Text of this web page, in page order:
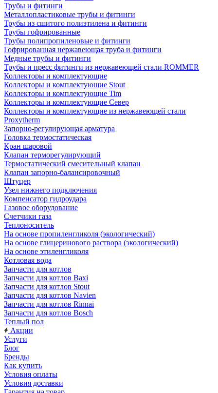
Трубы и фитинги
Металлопластиковые трубы и фитинги
Трубы из сшитого полиэтилена и фитинги
Трубы гофрированные
Трубы полипропиленовые и фитинги
Гофрированная нержавеющая труба и фитинги
Медные трубы и фитинги
Трубы и пресс фитинги из нержавеющей стали ROMMER
Коллекторы и комплектующие
Коллекторы и комплектующие Stout
Коллекторы и комплектующие Tim
Коллекторы и комплектующие Север
Коллекторы и комплектующие из нержавеющей стали
Proxytherm
Запорно-регулирующая арматура
Головка термостатическая
Кран шаровой
Клапан терморегулирующий
Термостатический смесительный клапан
Клапан запорно-балансировочный
Штуцер
Узел нижнего подключения
Компенсатор гидроудара
Газовое оборудование
Счетчики газа
Теплоноситель
На основе пропиленгликоля (экологический)
На основе глицеринового раствора (экологический)
На основе этиленгликоля
Котловая вода
Запчасти для котлов
Запчасти для котлов Baxi
Запчасти для котлов Stout
Запчасти для котлов Navien
Запчасти для котлов Rinnai
Запчасти для котлов Bosch
Теплый пол
Акции
Услуги
Блог
Бренды
Как купить
Условия оплаты
Условия доставки